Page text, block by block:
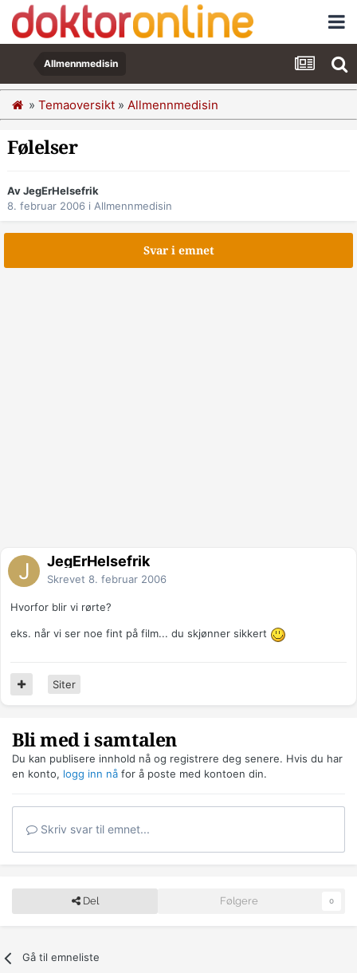
Allmennmedisin
» Temaoversikt » Allmennmedisin
Følelser
Av JegErHelsefrik
8. februar 2006 i Allmennmedisin
Svar i emnet
JegErHelsefrik
Skrevet 8. februar 2006
Hvorfor blir vi rørte?
eks. når vi ser noe fint på film... du skjønner sikkert
Siter
Bli med i samtalen
Du kan publisere innhold nå og registrere deg senere. Hvis du har
en konto, logg inn nå for å poste med kontoen din.
Skriv svar til emnet...
Del Følgere 0
Gå til emneliste